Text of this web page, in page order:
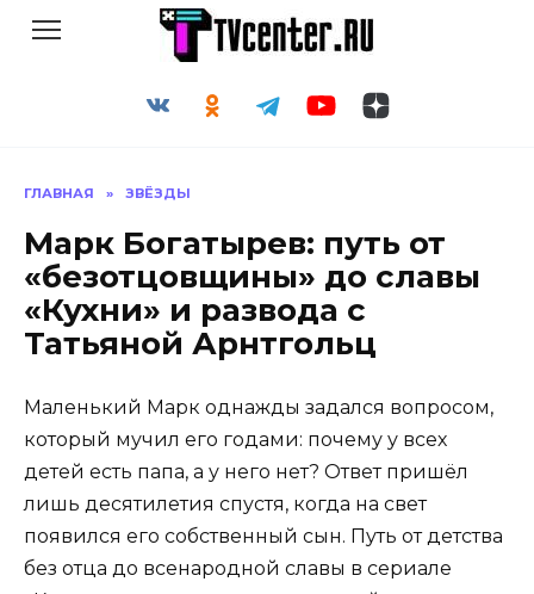
ГЛАВНАЯ » ЗВЁЗДЫ
Марк Богатырев: путь от
«безотцовщины» до славы
«Кухни» и развода с
Татьяной Арнтгольц
Маленький Марк однажды задался вопросом,
который мучил его годами: почему у всех
детей есть папа, а у него нет? Ответ пришёл
лишь десятилетия спустя, когда на свет
появился его собственный сын. Путь от детства
без отца до всенародной славы в сериале